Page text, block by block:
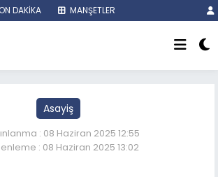
DAKİKA MANŞETLER
Asayiş
: 08 Haziran 2025 12:55
: 08 Haziran 2025 13:02